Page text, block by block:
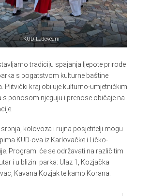
KUD Lađevčani
tradiciju spajanja ljepote prirode
s bogatstvom kulturne baštine
Plitvički kraj obiluje kulturno-umjetničkim
s ponosom njeguju i prenose običaje na
kolovoza i rujna posjetitelji mogu
KUD-ova iz Karlovačke i Ličko-
Programi će se održavati na različitim
i u blizini parka: Ulaz 1, Kozjačka
Kavana Kozjak te kamp Korana.